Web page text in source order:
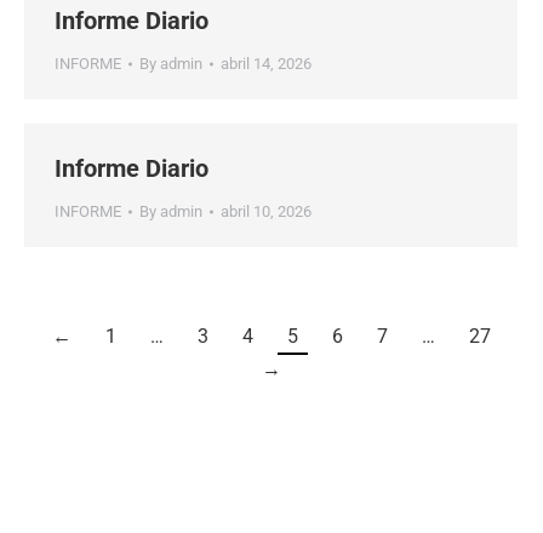
Informe Diario
INFORME By admin abril 14, 2026
Informe Diario
INFORME By admin abril 10, 2026
← 1 … 3 4 5 6 7 …
27
→